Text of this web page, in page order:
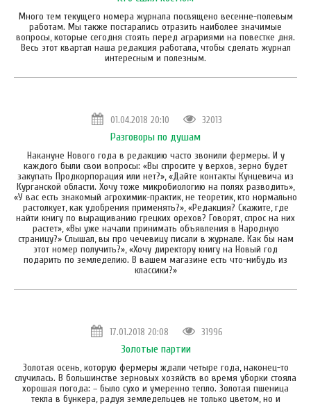
Много тем текущего номера журнала посвящено весенне-полевым
работам. Мы также постарались отразить наиболее значимые
вопросы, которые сегодня стоять перед аграриями на повестке дня.
Весь этот квартал наша редакция работала, чтобы сделать журнал
интересным и полезным.
01.04.2018 20:10 32013
Разговоры по душам
Накануне Нового года в редакцию часто звонили фермеры. И у
каждого были свои вопросы: «Вы спросите у верхов, зерно будет
закупать Продкорпорация или нет?», «Дайте контакты Кунцевича из
Курганской области. Хочу тоже микробиологию на полях разводить»,
«У вас есть знакомый агрохимик-практик, не теоретик, кто нормально
растолкует, как удобрения применять?», «Редакция? Скажите, где
найти книгу по выращиванию грецких орехов? Говорят, спрос на них
растет», «Вы уже начали принимать объявления в Народную
страницу?» Слышал, вы про чечевицу писали в журнале. Как бы нам
этот номер получить?», «Хочу директору книгу на Новый год
подарить по земледелию. В вашем магазине есть что-нибудь из
классики?»
17.01.2018 20:08 31996
Золотые партии
Золотая осень, которую фермеры ждали четыре года, наконец-то
случилась. В большинстве зерновых хозяйств во время уборки стояла
хорошая погода: – было сухо и умеренно тепло. Золотая пшеница
текла в бункера, радуя земледельцев не только цветом, но и